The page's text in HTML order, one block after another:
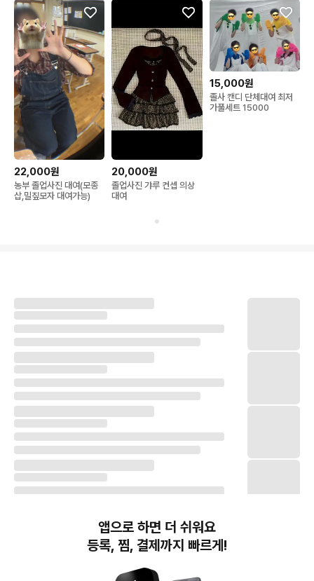
22,000원
농부 졸업사진 대여(모종
삽,밀짚모자 대여가능)
20,000원
졸업사진 갸루 컨셉 의상
대여
15,000원
졸사 캔디 단체대여 최저
가풀세트 15000
앱으로 하면 더 쉬워요
등록, 찜, 결제까지 빠르게!